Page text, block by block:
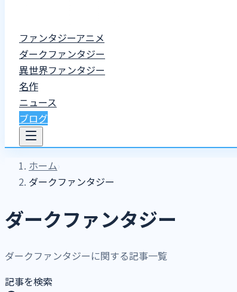
ファンタジーアニメ
ダークファンタジー
異世界ファンタジー
名作
ニュース
ブログ
ホーム›
ダークファンタジー
ダークファンタジー
ダークファンタジーに関する記事一覧
記事を検索